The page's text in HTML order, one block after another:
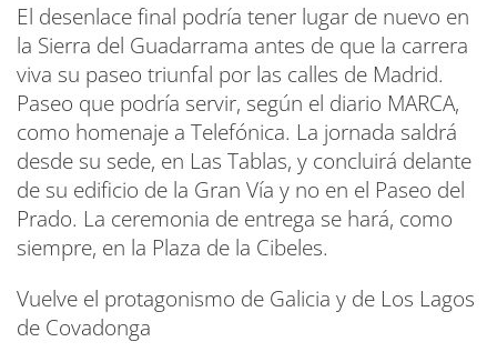
El desenlace final podría tener lugar de nuevo en
la Sierra del Guadarrama antes de que la carrera
viva su paseo triunfal por las calles de Madrid.
Paseo que podría servir, según el diario MARCA,
como homenaje a Telefónica. La jornada saldrá
desde su sede, en Las Tablas, y concluirá delante
de su edificio de la Gran Vía y no en el Paseo del
Prado. La ceremonia de entrega se hará, como
siempre, en la Plaza de la Cibeles.
Vuelve el protagonismo de Galicia y de Los Lagos
de Covadonga